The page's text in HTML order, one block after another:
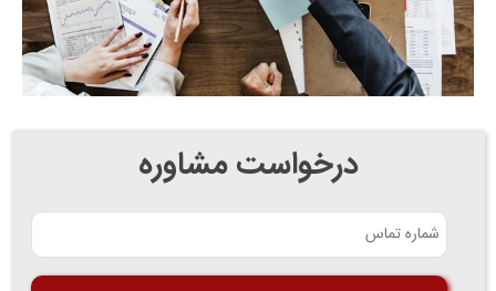
درخواست مشاوره